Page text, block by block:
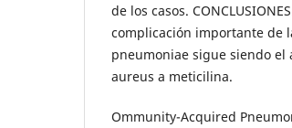
de los casos.
complicación importante de
pneumoniae sigue siendo el
aureus a meticilina.
Ommunity-Acquired